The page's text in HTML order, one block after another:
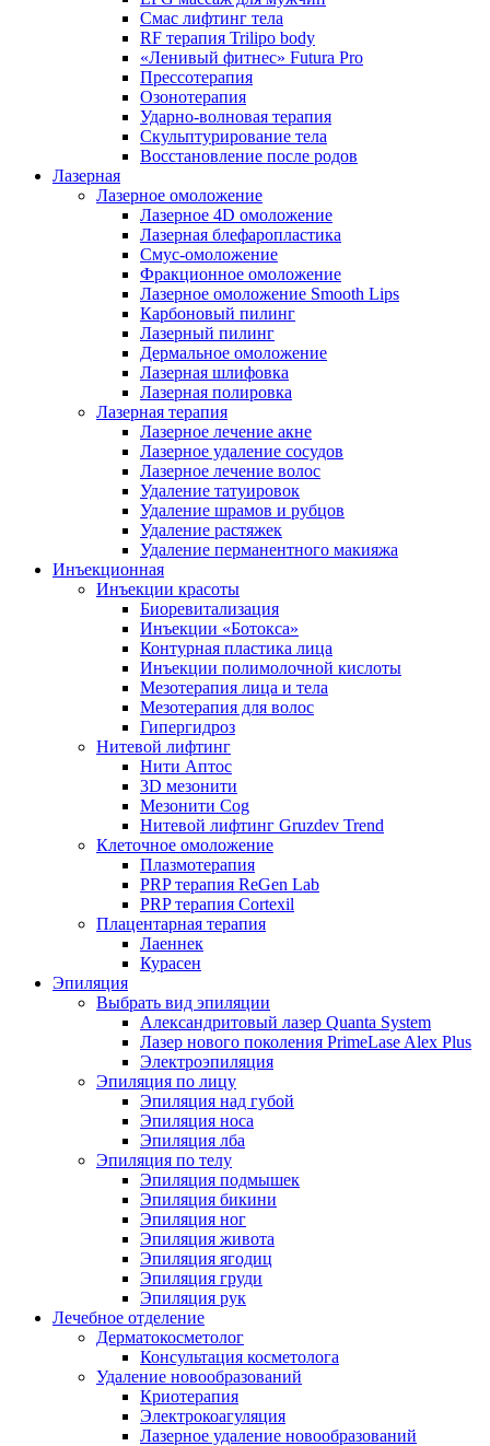
Смас лифтинг тела
RF терапия Trilipo body
«Ленивый фитнес» Futura Pro
Прессотерапия
Озонотерапия
Ударно-волновая терапия
Скульптурирование тела
Восстановление после родов
Лазерная
Лазерное омоложение
Лазерное 4D омоложение
Лазерная блефаропластика
Смус-омоложение
Фракционное омоложение
Лазерное омоложение Smooth Lips
Карбоновый пилинг
Лазерный пилинг
Дермальное омоложение
Лазерная шлифовка
Лазерная полировка
Лазерная терапия
Лазерное лечение акне
Лазерное удаление сосудов
Лазерное лечение волос
Удаление татуировок
Удаление шрамов и рубцов
Удаление растяжек
Удаление перманентного макияжа
Инъекционная
Инъекции красоты
Биоревитализация
Инъекции «Ботокса»
Контурная пластика лица
Инъекции полимолочной кислоты
Мезотерапия лица и тела
Мезотерапия для волос
Гипергидроз
Нитевой лифтинг
Нити Аптос
3D мезонити
Мезонити Cog
Нитевой лифтинг Gruzdev Trend
Клеточное омоложение
Плазмотерапия
PRP терапия ReGen Lab
PRP терапия Cortexil
Плацентарная терапия
Лаеннек
Курасен
Эпиляция
Выбрать вид эпиляции
Александритовый лазер Quanta System
Лазер нового поколения PrimeLase Alex Plus
Электроэпиляция
Эпиляция по лицу
Эпиляция над губой
Эпиляция носа
Эпиляция лба
Эпиляция по телу
Эпиляция подмышек
Эпиляция бикини
Эпиляция ног
Эпиляция живота
Эпиляция ягодиц
Эпиляция груди
Эпиляция рук
Лечебное отделение
Дерматокосметолог
Консультация косметолога
Удаление новообразований
Криотерапия
Электрокоагуляция
Лазерное удаление новообразований